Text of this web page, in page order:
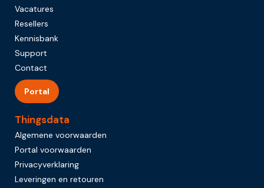
Vacatures
Resellers
Kennisbank
Support
Contact
Portal
Thingsdata
Algemene voorwaarden
Portal voorwaarden
Privacyverklaring
Leveringen en retouren